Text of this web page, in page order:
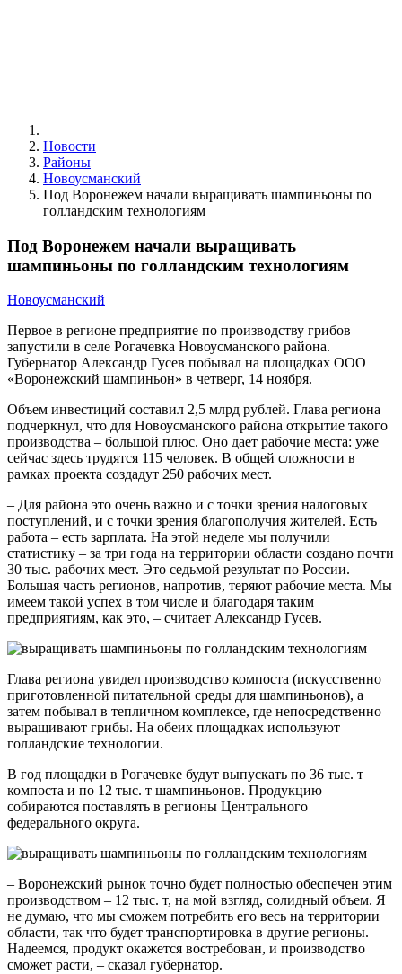
Новости
Районы
Новоусманский
Под Воронежем начали выращивать шампиньоны по
голландским технологиям
Под Воронежем начали выращивать
шампиньоны по голландским технологиям
Новоусманский
Первое в регионе предприятие по производству грибов
запустили в селе Рогачевка Новоусманского района.
Губернатор Александр Гусев побывал на площадках ООО
«Воронежский шампиньон» в четверг, 14 ноября.
Объем инвестиций составил 2,5 млрд рублей. Глава региона
подчеркнул, что для Новоусманского района открытие такого
производства – большой плюс. Оно дает рабочие места: уже
сейчас здесь трудятся 115 человек. В общей сложности в
рамках проекта создадут 250 рабочих мест.
– Для района это очень важно и с точки зрения налоговых
поступлений, и с точки зрения благополучия жителей. Есть
работа – есть зарплата. На этой неделе мы получили
статистику – за три года на территории области создано почти
30 тыс. рабочих мест. Это седьмой результат по России.
Большая часть регионов, напротив, теряют рабочие места. Мы
имеем такой успех в том числе и благодаря таким
предприятиям, как это, – считает Александр Гусев.
Глава региона увидел производство компоста (искусственно
приготовленной питательной среды для шампиньонов), а
затем побывал в тепличном комплексе, где непосредственно
выращивают грибы. На обеих площадках используют
голландские технологии.
В год площадки в Рогачевке будут выпускать по 36 тыс. т
компоста и по 12 тыс. т шампиньонов. Продукцию
собираются поставлять в регионы Центрального
федерального округа.
– Воронежский рынок точно будет полностью обеспечен этим
производством – 12 тыс. т, на мой взгляд, солидный объем. Я
не думаю, что мы сможем потребить его весь на территории
области, так что будет транспортировка в другие регионы.
Надеемся, продукт окажется востребован, и производство
сможет расти, – сказал губернатор.